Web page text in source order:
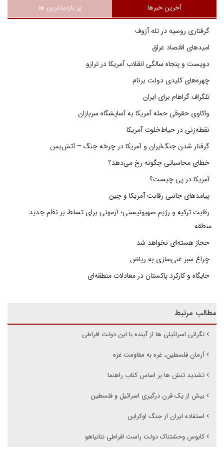
آخرین خبرها پر بازدیدترین ها
گرفتاری روسیه در تله آزوف
امیدهای اقتصاد عراق
دویست و پنجاه سالگی انقلاب آمریکا در ترازو
چهره‌های کلیدی دولت برنام
تلگراف گراهام برای ایران
واکاوی حقوقی حمله آمریکا به آسایشگاه سربازان
نقطه‌زنی در حیاط‌خلوت آمریکا
گرفتار شدن جنگ‌ایران و آمریکا در چرخه جنگ – آتش‌بس
خطای محاسباتی چگونه رخ می‌دهد؟
آمریکا در پی چیست؟
پیامدهای جانبی رقابت آمریکا و چین
رقابت ترکیه و رژیم صهیونیستی؛ آزمونی برای تسلط بر نظم جدید
منطقه
حجاز هسته‌ای نخواهد شد
چراغ سبز غنی‌سازی به ریاض
جایگاه و کارکرد پاکستان در معادلات منطقه‌ای
مطالب مرتبط
نگرانی اسرائیلی ها از آینده با این دولت افراطی
آرمان فلسطین، غره به مقاومت غزه
تشدید تنش ها بر اساس کتاب راهنما
بیش از یک قرن درگیری اسرائیل و فلسطین
استفاده ایران از جنگ اوکراین
کابوس وحشتناک دولت راست افراطی نتانیاهو